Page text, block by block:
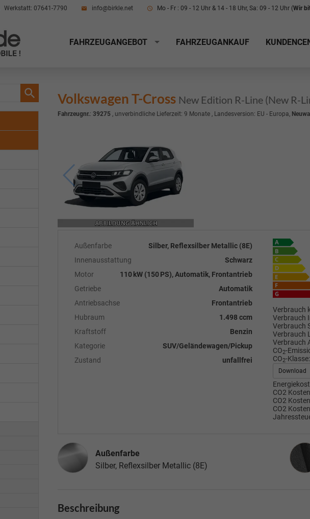
Werkstatt: 07641-7790 info@birkle.net Mo - Fr : 09 - 12 Uhr & 14 - 18 Uhr, Sa: 09 - 12 Uhr (Wir
FAHRZEUGANGEBOT FAHRZEUGANKAUF
Volkswagen T-Cross New Edition R-Line (New R-
Fahrzeugnr.: 39275 , unverbindliche Lieferzeit: 9 Monate, Landesversion: EU - Europa,
Außenfarbe
Silber, Reflexsilber Metallic (8E)
Innenausstattung
Schwarz
Motor
110 kW (150 PS), Automatik, Frontantrieb
Getriebe
Automatik
Antriebsachse
Frontantrieb
Hubraum
1.498 ccm
Kraftstoff
Benzin
Kategorie
SUV/Geländewagen/Pickup
Zustand
unfallfrei
Verbrauch
Verbrauch
Verbrauch
Verbrauch
Verbrauch
CO2-
CO2-Klasse:
Download
CO2
CO2
CO2
Außenfarbe
Silber, Reflexsilber Metallic (8E)
Beschreibung